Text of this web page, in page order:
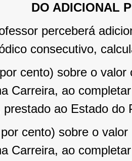
DO ADICIONAL
perceberá
consecutivo,
cento) sobre o
Carreira, ao
ao Estado do
cento) sobre o
Carreira, ao